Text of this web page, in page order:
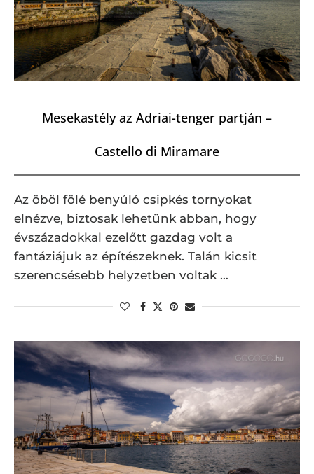
Mesekastély az Adriai-tenger partján –
Castello di Miramare
Az öböl fölé benyúló csipkés tornyokat
elnézve, biztosak lehetünk abban, hogy
évszázadokkal ezelőtt gazdag volt a
fantáziájuk az építészeknek. Talán kicsit
szerencsésebb helyzetben voltak …